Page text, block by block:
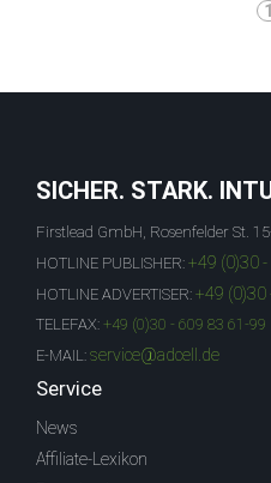
1
SICHER. STARK.
Firstlead GmbH, Rosenfelder St.
HOTLINE PUBLISHER: +49 (0)30
HOTLINE ADVERTISER: +49 (0)30
TELEFAX: +49 (0)30 - 609 83 61-99
E-MAIL: service@adcell.de
Service
News
Affiliate-Lexikon